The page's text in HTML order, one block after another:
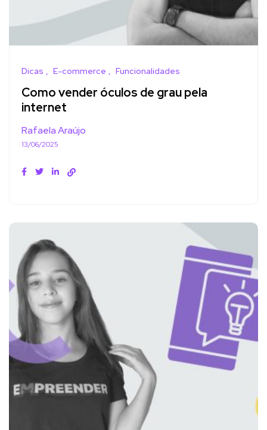
Dicas E-commerce Funcionalidades
Como vender óculos de grau pela
internet
Rafaela Araújo
13/06/2025